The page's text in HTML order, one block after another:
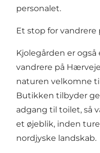
personalet.
Et stop for
Kjolegården er
vandrere på
naturen velkomne
Butikken tilbyder
adgang til toilet, så
et øjeblik, inden
nordjyske landskab.